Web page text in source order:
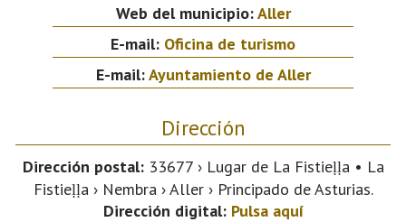
Web del municipio:Aller
E-mail: Oficina de turismo
E-mail:Ayuntamiento de Aller
Dirección
Dirección postal:33677 › Lugar de La Fistieḷḷa • La
Fistieḷḷa › Nembra › Aller › Principado de Asturias.
Dirección digital: Pulsa aquí